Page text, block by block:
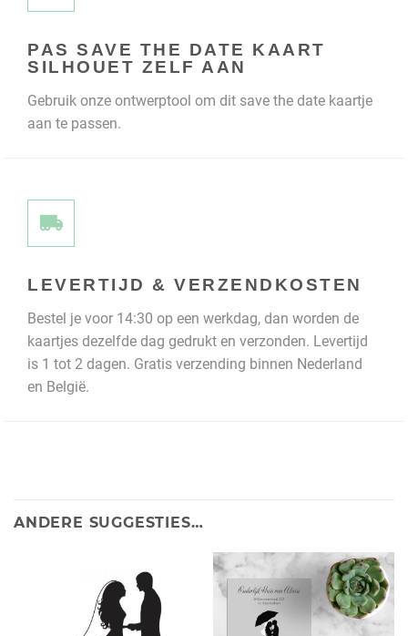
PAS SAVE THE DATE KAART
SILHOUET ZELF AAN
Gebruik onze ontwerptool om dit save the date kaartje
aan te passen.
LEVERTIJD & VERZENDKOSTEN
Bestel je voor 14:30 op een werkdag, dan worden de
kaartjes dezelfde dag gedrukt en verzonden. Levertijd
is 1 tot 2 dagen. Gratis verzending binnen Nederland
en België.
ANDERE SUGGESTIES…